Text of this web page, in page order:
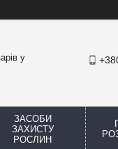
у
ЗАСОБИ
ЗАХИСТУ
РОСЛИН